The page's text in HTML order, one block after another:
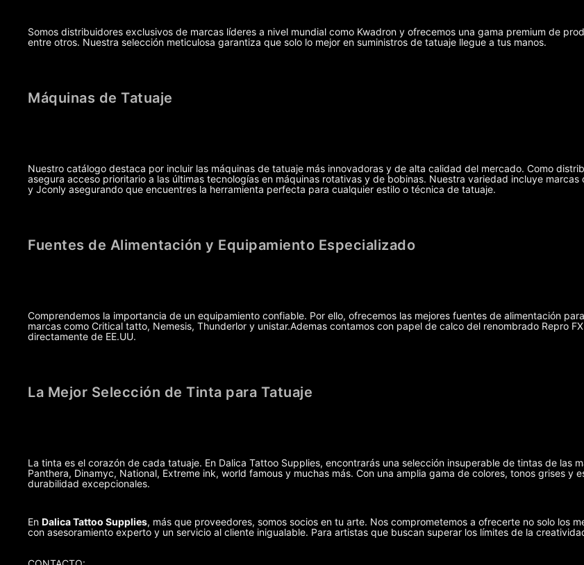
Somos distribuidores exclusivos de marcas líderes a nivel mundial como Kwadron y ofrecemos una gama premium de
entre otros. Nuestra selección meticulosa garantiza que solo lo mejor en suministros de tatuaje llegue a tus manos.
Máquinas de Tatuaje
Nuestro catálogo destaca por incluir las máquinas de tatuaje más innovadoras y de alta calidad del mercado. Como
asegura acceso prioritario a las últimas tecnologías en máquinas rotativas y de bobinas. Nuestra variedad incluye
y Jconly asegurando que encuentres la herramienta perfecta para cualquier estilo o técnica de tatuaje.
Fuentes de Alimentación y Equipamiento Especializado
Comprendemos la importancia de un equipamiento confiable. Por ello, ofrecemos las mejores fuentes de alimentación
marcas como Critical tatto, Nemesis, Thunderlor y unistar.Ademas contamos con papel de calco del renombrado Repro
directamente de EE.UU.
La Mejor Selección de Tinta para Tatuaje
La tinta es el corazón de cada tatuaje. En Dalica Tattoo Supplies, encontrarás una selección insuperable de tintas de las
Panthera, Dinamyc, National, Extreme ink, world famous y muchas más. Con una amplia gama de colores, tonos grises
durabilidad excepcionales.
En Dalica Tattoo Supplies, más que proveedores, somos socios en tu arte. Nos comprometemos a ofrecerte no solo los
con asesoramiento experto y un servicio al cliente inigualable. Para artistas que buscan superar los límites de la